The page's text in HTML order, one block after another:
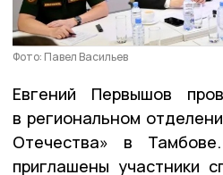
Фото: Павел Васильев
Евгений Первышов
в региональном
Отечества» в
приглашены участники